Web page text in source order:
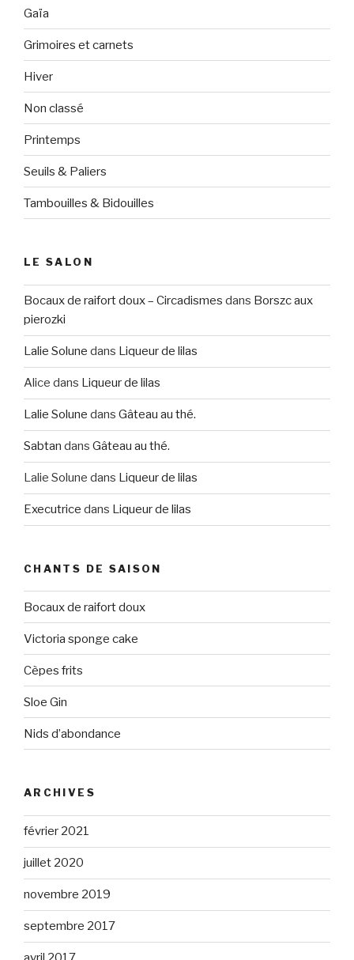
Gaïa
Grimoires et carnets
Hiver
Non classé
Printemps
Seuils & Paliers
Tambouilles & Bidouilles
LE SALON
Bocaux de raifort doux – Circadismes dans Borszc aux
pierozki
Lalie Solune dans Liqueur de lilas
Alice dans Liqueur de lilas
Lalie Solune dans Gâteau au thé.
Sabtan dans Gâteau au thé.
Lalie Solune dans Liqueur de lilas
Executrice dans Liqueur de lilas
CHANTS DE SAISON
Bocaux de raifort doux
Victoria sponge cake
Cèpes frits
Sloe Gin
Nids d’abondance
ARCHIVES
février 2021
juillet 2020
novembre 2019
septembre 2017